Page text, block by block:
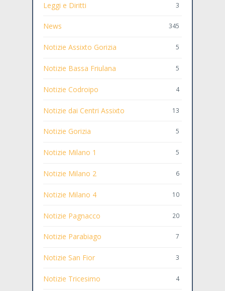
Leggi e Diritti 3
News 345
Notizie Assixto Gorizia 5
Notizie Bassa Friulana 5
Notizie Codroipo 4
Notizie dai Centri Assixto 13
Notizie Gorizia 5
Notizie Milano 1 5
Notizie Milano 2 6
Notizie Milano 4 10
Notizie Pagnacco 20
Notizie Parabiago 7
Notizie San Fior 3
Notizie Tricesimo 4